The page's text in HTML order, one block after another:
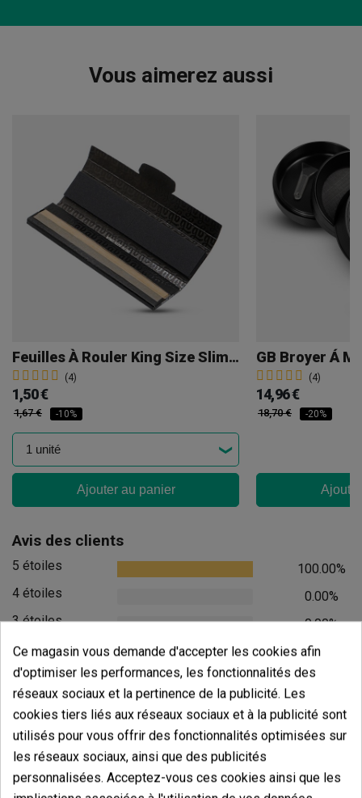
Vous aimerez aussi
Feuilles À Rouler King Size Slim + Filtres GB
(4)
1,50 €
1,67 € -10%
Ajouter au panier
(4)
14,96 €
18,70 € -20%
Avis des clients
5 étoiles
100.00%
4 étoiles
0.00%
3 étoiles
0.00%
2 étoiles
0.00%
1 étoiles
0.00%
Écrivez votre commentaire
5 Valorisations globales
Ce magasin vous demande d'accepter les cookies afin
d'optimiser les performances, les fonctionnalités des
réseaux sociaux et la pertinence de la publicité. Les
cookies tiers liés aux réseaux sociaux et à la publicité sont
utilisés pour vous offrir des fonctionnalités optimisées sur
les réseaux sociaux, ainsi que des publicités
personnalisées. Acceptez-vous ces cookies ainsi que les